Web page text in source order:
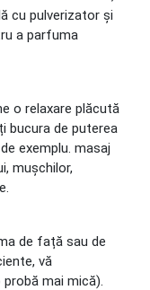
cu pulverizator și
a parfuma
o relaxare plăcută
bucura de puterea
exemplu. masaj
mușchilor,
de față sau de
vă
mai mică).